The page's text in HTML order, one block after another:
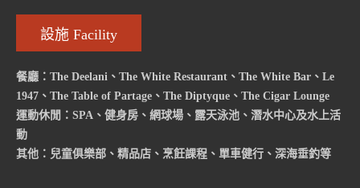
設施 Facility
餐廳：The Deelani、The White Restaurant、The White Bar、Le
1947、The Table of Partage、The Diptyque、The Cigar Lounge
運動休閒：SPA、健身房、網球場、露天泳池、潛水中心及水上活
動
其他：兒童俱樂部、精品店、烹飪課程、單車健行、深海垂釣等